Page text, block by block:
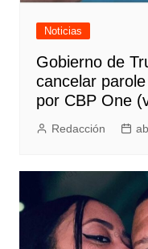
Noticias
Gobierno de
cancelar
por CBP One
Redacción